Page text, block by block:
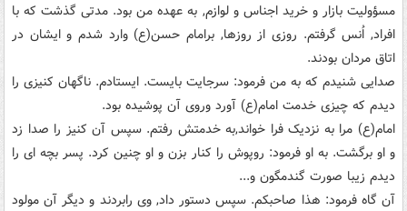
مسؤولیت بازار و خرید اجناس و لوازم, به عهده من بود. مدتی گذشت که با
افراد, اُنس گرفتم. روزی از روزها, برامام حسن(ع) وارد شدم و ایشان در
اتاق مردان بودند.
صدایی شنیدم که به من فرمود: سرجایت بایست. ایستادم. ناگهان کنیزی را
دیدم که چیزی خدمت امام(ع) آورد وروی آن پوشیده بود.
امام(ع) مرا به نزدیک فرا خواند,به خدمتش رفتم. سپس آن کنیز را صدا زد
و او برگشت. به او فرمود: روپوش را کنار بزن و او چنین کرد. پسر بچه ای را
دیدم زیبا صورت گندمگون و...
آن گاه فرمود: هذا صاحبکم. سپس دستور داد, وی رابردند و دیگر آن مولود